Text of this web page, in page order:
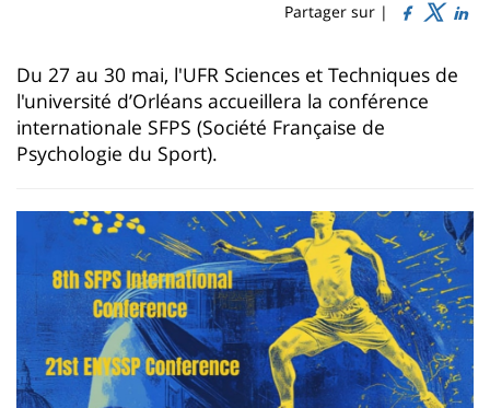
Partager sur |
Contenu
de
la
page
principale
Du 27 au 30 mai, l'UFR Sciences et Techniques de
l'université d’Orléans accueillera la conférence
internationale SFPS (Société Française de
Psychologie du Sport).